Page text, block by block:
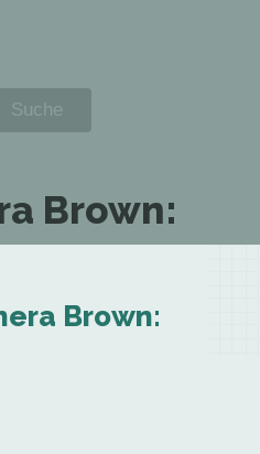
Brown:
Brown: